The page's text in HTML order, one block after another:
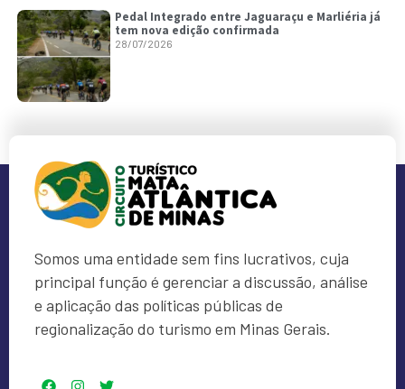
Pedal Integrado entre Jaguaraçu e Marliéria já
tem nova edição confirmada
28/07/2026
Somos uma entidade sem fins lucrativos, cuja
principal função é gerenciar a discussão, análise
e aplicação das políticas públicas de
regionalização do turismo em Minas Gerais.